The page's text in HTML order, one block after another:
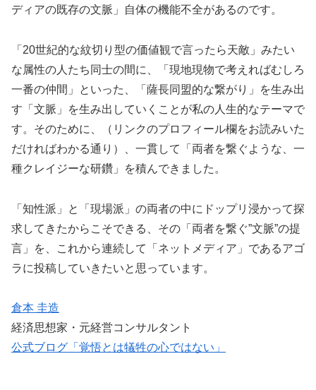
ディアの既存の文脈」自体の機能不全があるのです。
「20世紀的な紋切り型の価値観で言ったら天敵」みたい
な属性の人たち同士の間に、「現地現物で考えればむしろ
一番の仲間」といった、「薩長同盟的な繋がり」を生み出
す「文脈」を生み出していくことが私の人生的なテーマで
す。そのために、（リンクのプロフィール欄をお読みいた
だければわかる通り）、一貫して「両者を繋ぐような、一
種クレイジーな研鑽」を積んできました。
「知性派」と「現場派」の両者の中にドップリ浸かって探
求してきたからこそできる、その「両者を繋ぐ”文脈”の提
言」を、これから連続して「ネットメディア」であるアゴ
ラに投稿していきたいと思っています。
倉本 圭造
経済思想家・元経営コンサルタント
公式ブログ「覚悟とは犠牲の心ではない」